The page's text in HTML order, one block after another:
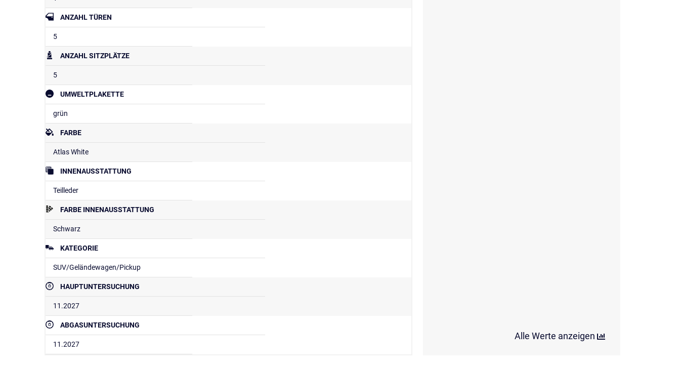
ANZAHL TÜREN
5
ANZAHL SITZPLÄTZE
5
UMWELTPLAKETTE
grün
FARBE
Atlas White
INNENAUSSTATTUNG
Teilleder
FARBE INNENAUSSTATTUNG
Schwarz
KATEGORIE
SUV/Geländewagen/Pickup
HAUPTUNTERSUCHUNG
11.2027
ABGASUNTERSUCHUNG
11.2027
Alle Werte anzeigen